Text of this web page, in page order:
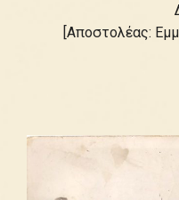
[Αποστολέας: